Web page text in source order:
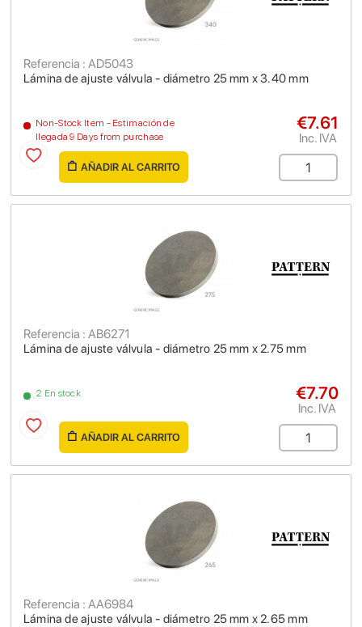
Lámina de ajuste válvula - diámetro 25 mm x 3.40 mm
Referencia : AD5043
Non-Stock Item - Estimación de
llegada 9 Days from purchase
€7.61
Inc. IVA
AÑADIR AL CARRITO
Lámina de ajuste válvula - diámetro 25 mm x 2.75 mm
Referencia : AB6271
2 En stock €7.70
Inc. IVA
AÑADIR AL CARRITO
Lámina de ajuste válvula - diámetro 25 mm x 2.65 mm
Referencia : AA6984